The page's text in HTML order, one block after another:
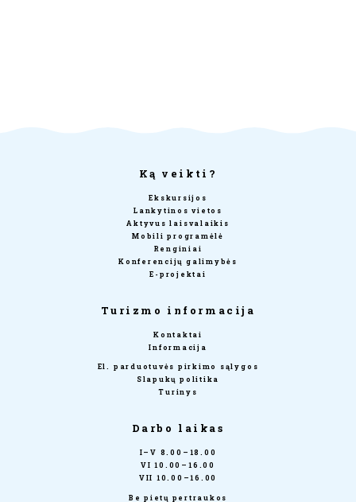
Ką veikti?
Ekskursijos
Lankytinos vietos
Aktyvus laisvalaikis
Mobili programėlė
Renginiai
Konferencijų galimybės
E-projektai
Turizmo informacija
Kontaktai
Informacija
El. parduotuvės pirkimo sąlygos
Slapukų politika
Turinys
Darbo laikas
I–V 8.00–18.00
VI 10.00–16.00
VII 10.00–16.00
Be pietų pertraukos